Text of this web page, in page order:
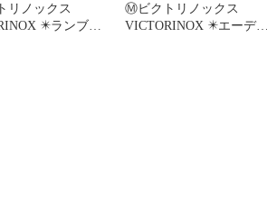
リノックス
✴️ランブラ
Ⓜ️ビクトリノックス
VICTORINOX ✴️エーデル